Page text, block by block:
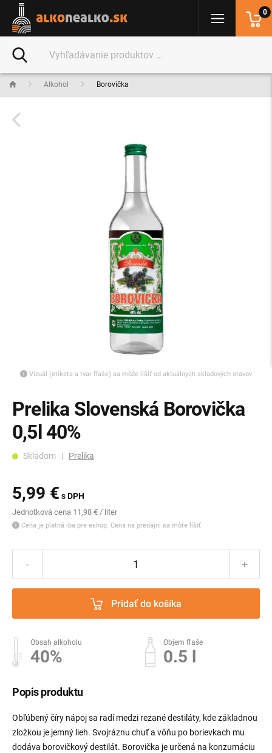
Alkohol Borovička
Vizuál (etiketa a tvar fľaše) sa môže líšiť od aktuálnych skladových stavov
Prelika Slovenská Borovička
0,5l 40%
Skladom | Prelika
5,99 € s DPH
Jednotková cena 11,98 € / liter
Cena je platná iba pre eshop. Cena na predajni sa môte líšiť.
- +
Pridať do košíka
Obsah alkoholu
40%
Objem fľaše
0.5 l
Popis produktu
Obľúbený číry nápoj sa radí medzi rezané destiláty, kde základnou
zložkou je jemný lieh. Svojráznu chuť a vôňu po borievkach mu
dodáva borovičkový destilát. Borovička je určená na konzumáciu
0